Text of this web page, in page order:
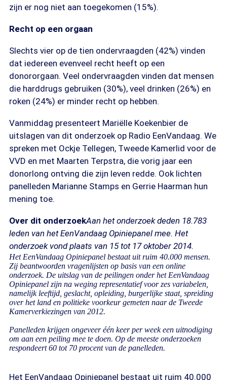
zijn er nog niet aan toegekomen (15%).
Recht op een orgaan
Slechts vier op de tien ondervraagden (42%) vinden
dat iedereen evenveel recht heeft op een
donororgaan. Veel ondervraagden vinden dat mensen
die harddrugs gebruiken (30%), veel drinken (26%) en
roken (24%) er minder recht op hebben.
Vanmiddag presenteert Mariëlle Koekenbier de
uitslagen van dit onderzoek op Radio EenVandaag. We
spreken met Ockje Tellegen, Tweede Kamerlid voor de
VVD en met Maarten Terpstra, die vorig jaar een
donorlong ontving die zijn leven redde. Ook lichten
panelleden Marianne Stamps en Gerrie Haarman hun
mening toe.
Over dit onderzoekAan het onderzoek deden 18.783
leden van het EenVandaag Opiniepanel mee. Het
onderzoek vond plaats van 15 tot 17 oktober 2014.
Het EenVandaag Opiniepanel bestaat uit ruim 40.000 mensen.
Zij beantwoorden vragenlijsten op basis van een online
onderzoek. De uitslag van de peilingen onder het EenVandaag
Opiniepanel zijn na weging representatief voor zes variabelen,
namelijk leeftijd, geslacht, opleiding, burgerlijke staat, spreiding
over het land en politieke voorkeur gemeten naar de Tweede
Kamerverkiezingen van 2012.
Panelleden krijgen ongeveer één keer per week een uitnodiging
om aan een peiling mee te doen. Op de meeste onderzoeken
respondeert 60 tot 70 procent van de panelleden.
Het EenVandaag Opiniepanel bestaat uit ruim 40.000